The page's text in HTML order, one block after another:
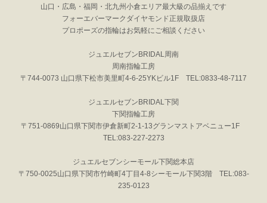
山口・広島・福岡・北九州小倉エリア最大級の品揃えです
フォーエバーマークダイヤモンド正規取扱店
プロポーズの指輪はお気軽にご相談ください
ジュエルセブンBRIDAL周南
周南指輪工房
〒744-0073 山口県下松市美里町4-6-25YKビル1F TEL:0833-48-7117
ジュエルセブンBRIDAL下関
下関指輪工房
〒751-0869山口県下関市伊倉新町2-1-13グランマストアベニュー1F
TEL:083-227-2273
ジュエルセブンシーモール下関総本店
〒750-0025山口県下関市竹崎町4丁目4-8シーモール下関3階 TEL:083-
235-0123